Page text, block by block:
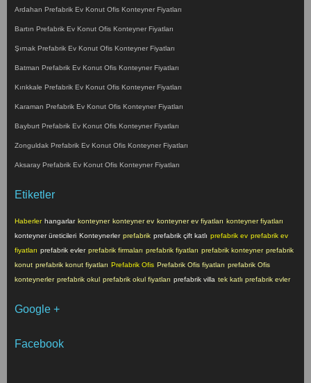
Ardahan Prefabrik Ev Konut Ofis Konteyner Fiyatları
Bartın Prefabrik Ev Konut Ofis Konteyner Fiyatları
Şırnak Prefabrik Ev Konut Ofis Konteyner Fiyatları
Batman Prefabrik Ev Konut Ofis Konteyner Fiyatları
Kırıkkale Prefabrik Ev Konut Ofis Konteyner Fiyatları
Karaman Prefabrik Ev Konut Ofis Konteyner Fiyatları
Bayburt Prefabrik Ev Konut Ofis Konteyner Fiyatları
Zonguldak Prefabrik Ev Konut Ofis Konteyner Fiyatları
Aksaray Prefabrik Ev Konut Ofis Konteyner Fiyatları
Etiketler
Haberler hangarlar konteyner konteyner ev konteyner ev fiyatları konteyner fiyatları
konteyner üreticileri Konteynerler prefabrik prefabrik çift katlı prefabrik ev prefabrik ev
fiyatları prefabrik evler prefabrik firmaları prefabrik fiyatları prefabrik konteyner prefabrik
konut prefabrik konut fiyatları Prefabrik Ofis Prefabrik Ofis fiyatları prefabrik Ofis
konteynerler prefabrik okul prefabrik okul fiyatları prefabrik villa tek katlı prefabrik evler
Google +
Facebook